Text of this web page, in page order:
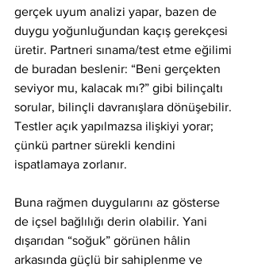
gerçek uyum analizi yapar, bazen de
duygu yoğunluğundan kaçış gerekçesi
üretir. Partneri sınama/test etme eğilimi
de buradan beslenir: “Beni gerçekten
seviyor mu, kalacak mı?” gibi bilinçaltı
sorular, bilinçli davranışlara dönüşebilir.
Testler açık yapılmazsa ilişkiyi yorar;
çünkü partner sürekli kendini
ispatlamaya zorlanır.
Buna rağmen duygularını az gösterse
de içsel bağlılığı derin olabilir. Yani
dışarıdan “soğuk” görünen hâlin
arkasında güçlü bir sahiplenme ve